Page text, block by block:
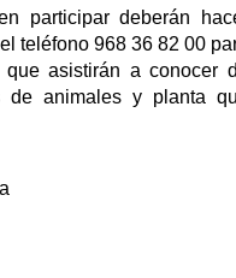
participar deberán
teléfono 968 36 82 00
asistirán a conocer
de animales y planta